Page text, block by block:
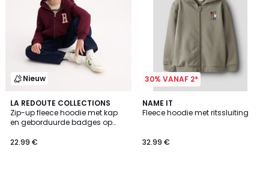
Nieuw
LA REDOUTE COLLECTIONS
Zip-up fleece hoodie met kap
en geborduurde badges op
22.99 €
30% VANAF 2*
NAME IT
Fleece hoodie met ritssluiting
32.99 €
2
Kleuren